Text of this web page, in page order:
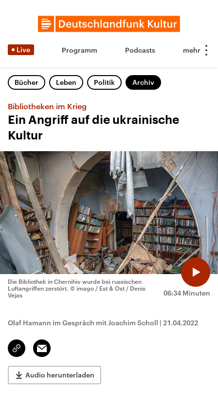
Live Programm Podcasts
Bücher Leben Politik Archiv
Bibliotheken im Krieg
Ein Angriff auf die ukrainische
Kultur
06:34 Minuten
Die Bibliothek in Chernihiv wurde bei russischen
Luftangriffen zerstört. © imago / Est & Ost / Denis
Vejas
Olaf Hamann im Gespräch mit Joachim Scholl | 21.04.2022
Link
kopieren/teilen
Email
Audio herunterladen